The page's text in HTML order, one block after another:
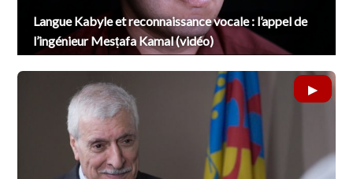
Langue Kabyle et reconnaissance vocale : l’appel de
l’ingénieur Mesṭafa Kamal (vidéo)